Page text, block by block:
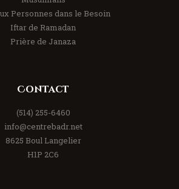
Personnes dans le Besoin
Iftar de Ramadan
Prière de Janaza
Contact
(514) 255-6460
info@centrebadr.net
8625 Boul Langelier
H1P 2C6